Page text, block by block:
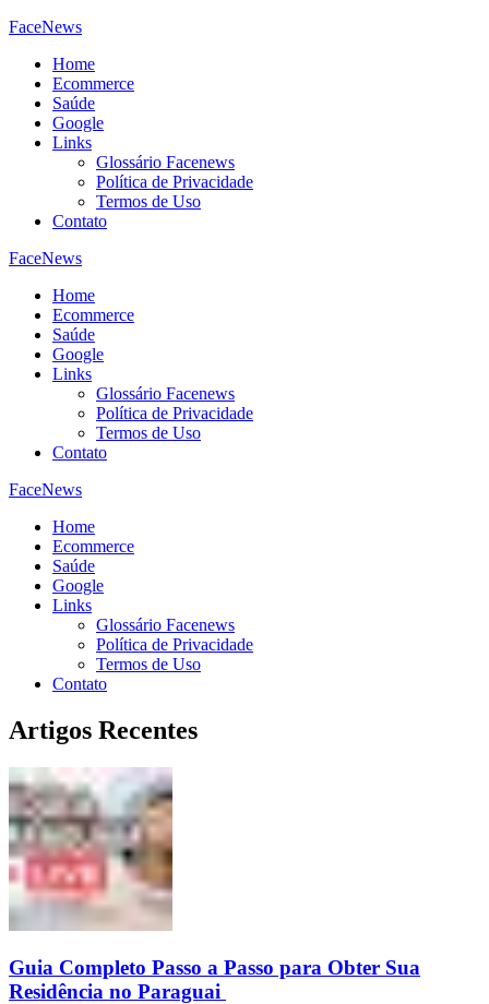
FaceNews
Home
Ecommerce
Saúde
Google
Links
Glossário Facenews
Política de Privacidade
Termos de Uso
Contato
FaceNews
Home
Ecommerce
Saúde
Google
Links
Glossário Facenews
Política de Privacidade
Termos de Uso
Contato
FaceNews
Home
Ecommerce
Saúde
Google
Links
Glossário Facenews
Política de Privacidade
Termos de Uso
Contato
Artigos Recentes
Guia Completo Passo a Passo para Obter Sua
Residência no Paraguai